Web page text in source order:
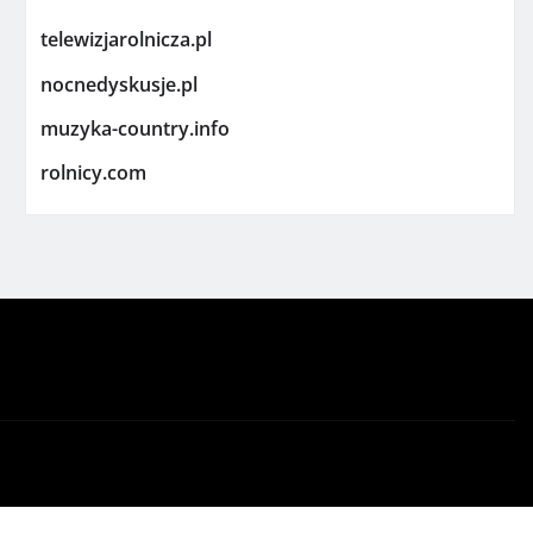
telewizjarolnicza.pl
nocnedyskusje.pl
muzyka-country.info
rolnicy.com